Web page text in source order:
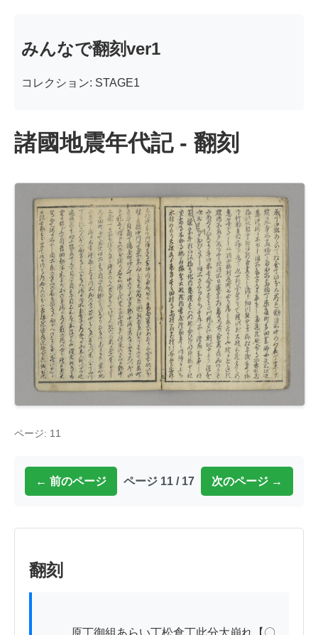
みんなで翻刻ver1
コレクション: STAGE1
諸國地震年代記 - 翻刻
ページ: 11
← 前のページ ページ 11 / 17 次のページ →
翻刻